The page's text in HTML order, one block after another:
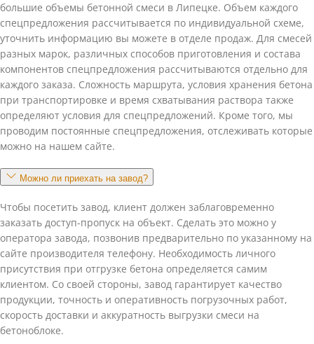
большие объемы бетонной смеси в Липецке. Объем каждого
спецпредложения рассчитывается по индивидуальной схеме,
уточнить информацию вы можете в отделе продаж. Для смесей
разных марок, различных способов приготовления и состава
компонентов спецпредложения рассчитываются отдельно для
каждого заказа. Сложность маршрута, условия хранения бетона
при транспортировке и время схватывания раствора также
определяют условия для спецпредложений. Кроме того, мы
проводим постоянные спецпредложения, отслеживать которые
можно на нашем сайте.
Можно ли приехать на завод?
Чтобы посетить завод, клиент должен заблаговременно
заказать доступ-пропуск на объект. Сделать это можно у
оператора завода, позвонив предварительно по указанному на
сайте производителя телефону. Необходимость личного
присутствия при отгрузке бетона определяется самим
клиентом. Со своей стороны, завод гарантирует качество
продукции, точность и оперативность погрузочных работ,
скорость доставки и аккуратность выгрузки смеси на
бетоноблоке.